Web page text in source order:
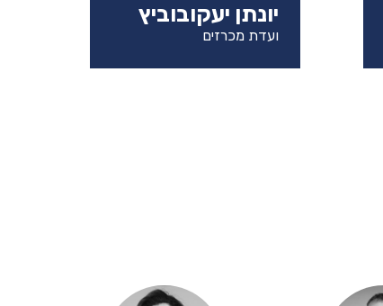
יונתן יעקובוביץ
ועדת מכרזים